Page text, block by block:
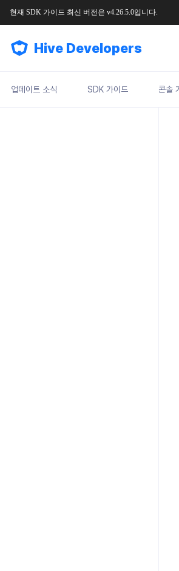
현재 SDK 가이드 최신 버전은 v4.26.5.0입니다.
Hive Developers
업데이트 소식 SDK 가이드 콘솔